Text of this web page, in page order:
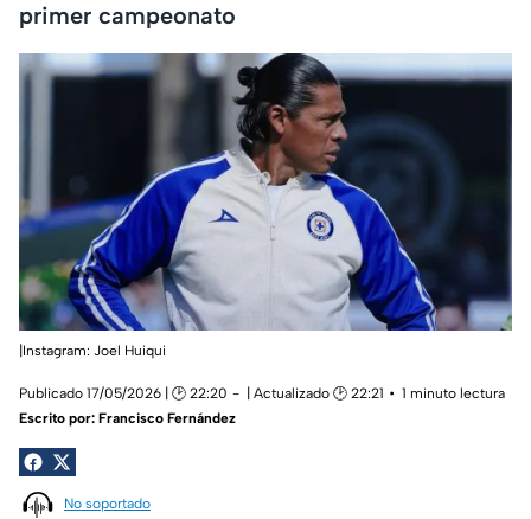
primer campeonato
|Instagram: Joel Huiqui
Publicado 17/05/2026 | 🕑 22:20 | Actualizado 🕑 22:21
1 minuto lectura
Escrito por: Francisco Fernández
No soportado